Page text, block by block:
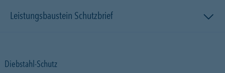
Leistungsbaustein Schutzbrief
Diebstahl-Schutz